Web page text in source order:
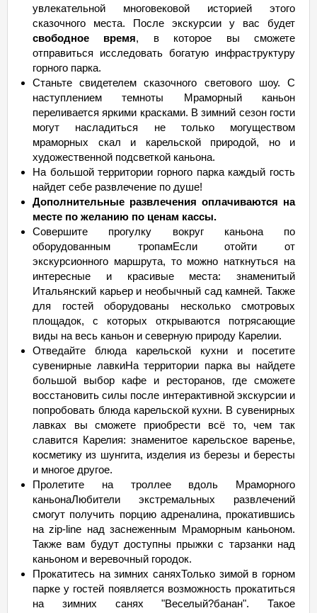
увлекательной многовековой историей этого
сказочного места. После экскурсии у вас будет
свободное время, в которое вы сможете
отправиться исследовать богатую инфраструктуру
горного парка.
Станьте свидетелем сказочного светового шоу. С
наступлением темноты Мраморный каньон
переливается яркими красками. В зимний сезон гости
могут насладиться не только могуществом
мраморных скал и карельской природой, но и
художественной подсветкой каньона.
На большой территории горного парка каждый гость
найдет себе развлечение по душе!
Дополнительные развлечения оплачиваются на
месте по желанию по ценам кассы.
Совершите прогулку вокруг каньона по
оборудованным тропамЕсли отойти от
экскурсионного маршрута, то можно наткнуться на
интересные и красивые места: знаменитый
Итальянский карьер и необычный сад камней. Также
для гостей оборудованы несколько смотровых
площадок, с которых открываются потрясающие
виды на весь каньон и северную природу Карелии.
Отведайте блюда карельской кухни и посетите
сувенирные лавкиНа территории парка вы найдете
большой выбор кафе и ресторанов, где сможете
восстановить силы после интерактивной экскурсии и
попробовать блюда карельской кухни. В сувенирных
лавках вы сможете приобрести всё то, чем так
славится Карелия: знаменитое карельское варенье,
косметику из шунгита, изделия из березы и бересты
и многое другое.
Пролетите на троллее вдоль Мраморного
каньонаЛюбители экстремальных развлечений
смогут получить порцию адреналина, прокатившись
на zip-line над заснеженным Мраморным каньоном.
Также вам будут доступны прыжки с тарзанки над
каньоном и веревочный городок.
Прокатитесь на зимних саняхТолько зимой в горном
парке у гостей появляется возможность прокатиться
на зимних санях "Веселый?банан". Такое